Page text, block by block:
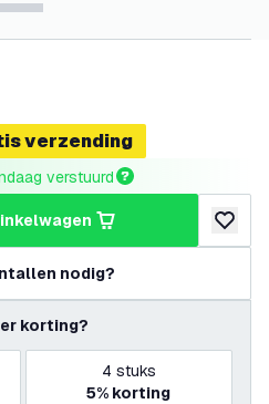
verzending
verstuurd
nodig?
korting?
4 stuks
5% korting